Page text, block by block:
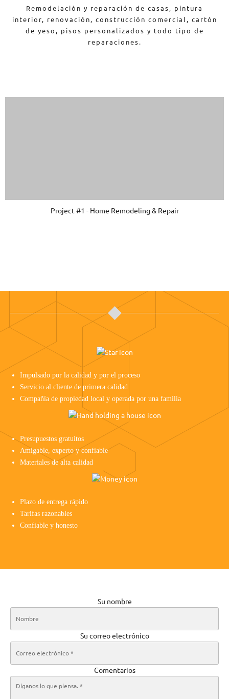
Remodelación y reparación de casas, pintura
interior, renovación, construcción comercial, cartón
de yeso, pisos personalizados y todo tipo de
reparaciones.
Project #1 - Home Remodeling & Repair
Impulsado por la calidad y por el proceso
Servicio al cliente de primera calidad
Compañía de propiedad local y operada por una familia
Presupuestos gratuitos
Amigable, experto y confiable
Materiales de alta calidad
Plazo de entrega rápido
Tarifas razonables
Confiable y honesto
Su nombre
Su correo electrónico
Comentarios